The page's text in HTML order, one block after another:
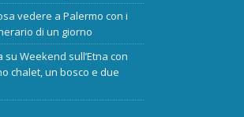
vedere a Palermo con i
di un giorno
suWeekend sull’Etna con
chalet, un bosco e due